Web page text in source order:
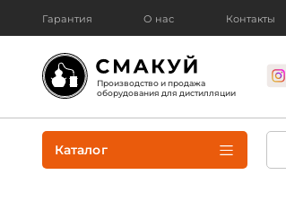
Гарантия О нас Контакты
Производство и продажа
оборудования для дистилляции
Каталог